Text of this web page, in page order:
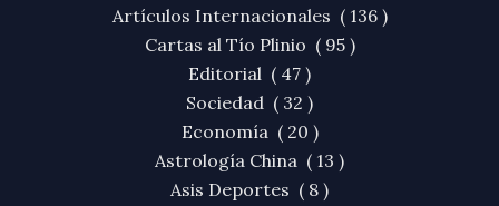
Artículos Internacionales ( 136 )
Cartas al Tío Plinio ( 95 )
Editorial ( 47 )
Sociedad ( 32 )
Economía ( 20 )
Astrología China ( 13 )
Asis Deportes ( 8 )